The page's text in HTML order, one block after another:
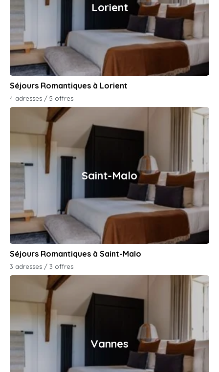
Lorient
Séjours Romantiques à Lorient
4 adresses / 5 offres
Saint-Malo
Séjours Romantiques à Saint-Malo
3 adresses / 3 offres
Vannes